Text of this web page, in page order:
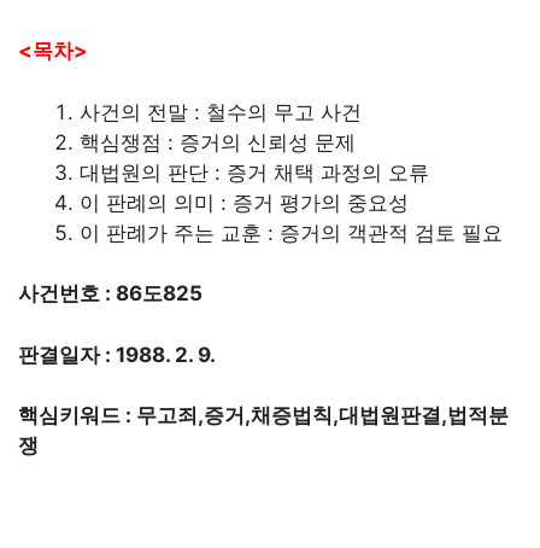
<목차>
사건의 전말 : 철수의 무고 사건
핵심쟁점 : 증거의 신뢰성 문제
대법원의 판단 : 증거 채택 과정의 오류
이 판례의 의미 : 증거 평가의 중요성
이 판례가 주는 교훈 : 증거의 객관적 검토 필요
사건번호 : 86도825
판결일자 : 1988. 2. 9.
핵심키워드 : 무고죄,증거,채증법칙,대법원판결,법적분
쟁